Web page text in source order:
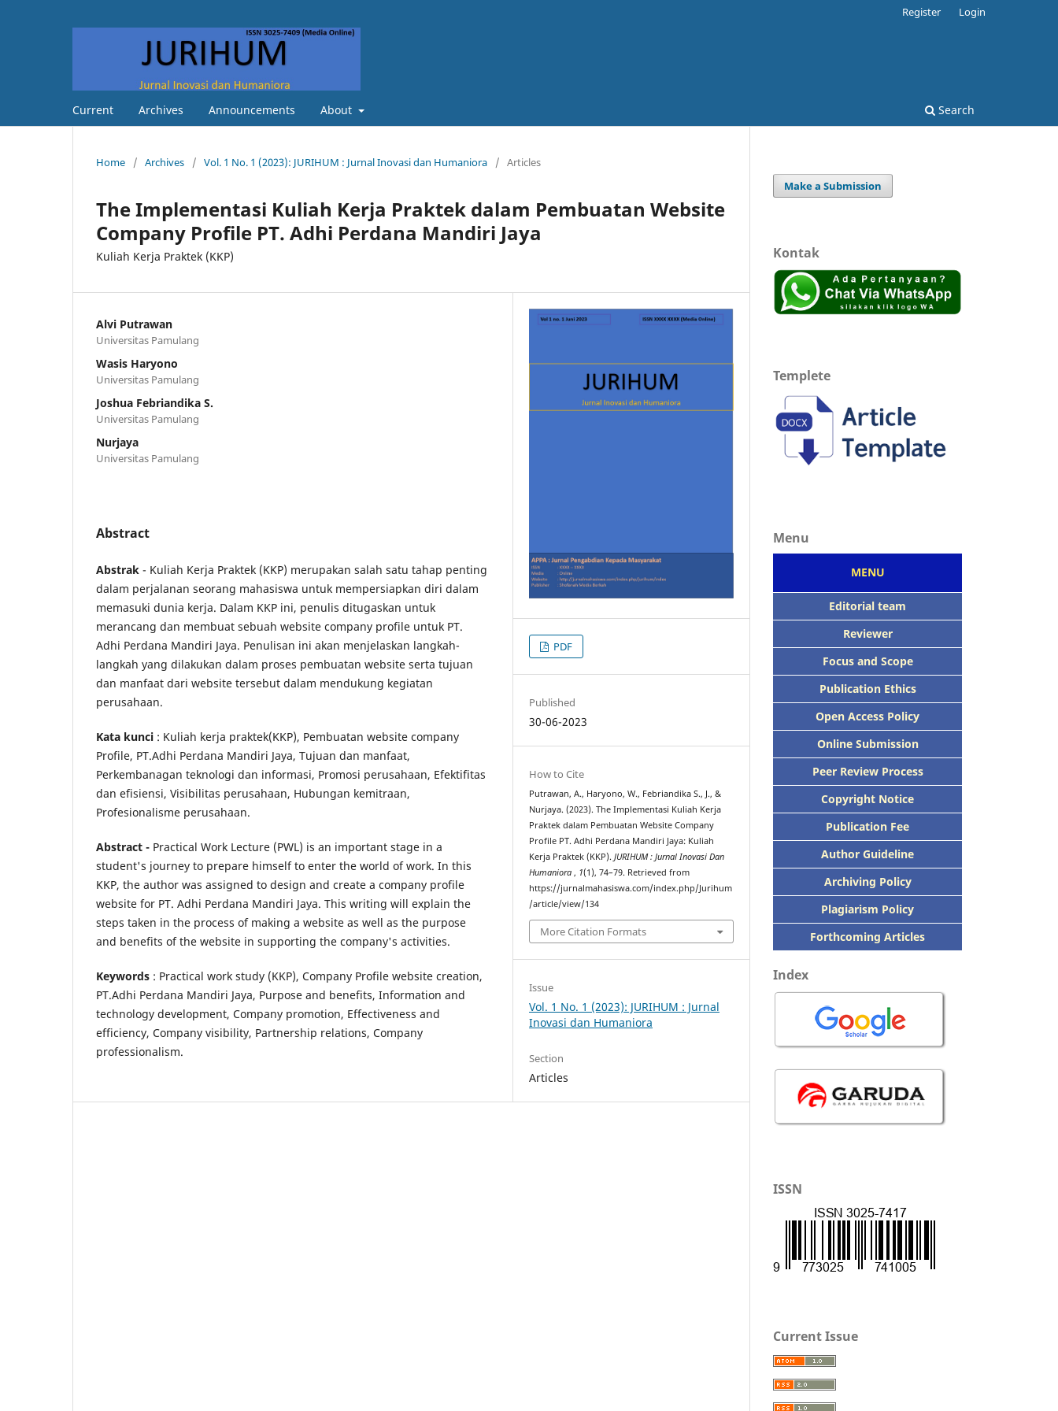
Current Archives Announcements About Search
Register Login
Home / Archives / Vol. 1 No. 1 (2023): JURIHUM : Jurnal Inovasi dan Humaniora / Articles
The Implementasi Kuliah Kerja Praktek dalam Pembuatan Website
Company Profile PT. Adhi Perdana Mandiri Jaya
Kuliah Kerja Praktek (KKP)
Alvi Putrawan
Universitas Pamulang
Wasis Haryono
Universitas Pamulang
Joshua Febriandika S.
Universitas Pamulang
Nurjaya
Universitas Pamulang
Abstract
Abstrak - Kuliah Kerja Praktek (KKP) merupakan salah satu tahap penting
dalam perjalanan seorang mahasiswa untuk mempersiapkan diri dalam
memasuki dunia kerja. Dalam KKP ini, penulis ditugaskan untuk
merancang dan membuat sebuah website company profile untuk PT.
Adhi Perdana Mandiri Jaya. Penulisan ini akan menjelaskan langkah-
langkah yang dilakukan dalam proses pembuatan website serta tujuan
dan manfaat dari website tersebut dalam mendukung kegiatan
perusahaan.
Kata kunci : Kuliah kerja praktek(KKP), Pembuatan website company
Profile, PT.Adhi Perdana Mandiri Jaya, Tujuan dan manfaat,
Perkembanagan teknologi dan informasi, Promosi perusahaan, Efektifitas
dan efisiensi, Visibilitas perusahaan, Hubungan kemitraan,
Profesionalisme perusahaan.
Abstract - Practical Work Lecture (PWL) is an important stage in a
student's journey to prepare himself to enter the world of work. In this
KKP, the author was assigned to design and create a company profile
website for PT. Adhi Perdana Mandiri Jaya. This writing will explain the
steps taken in the process of making a website as well as the purpose
and benefits of the website in supporting the company's activities.
Keywords : Practical work study (KKP), Company Profile website creation,
PT.Adhi Perdana Mandiri Jaya, Purpose and benefits, Information and
technology development, Company promotion, Effectiveness and
efficiency, Company visibility, Partnership relations, Company
professionalism.
PDF
Published
30-06-2023
How to Cite
Putrawan, A., Haryono, W., Febriandika S., J., &
Nurjaya. (2023). The Implementasi Kuliah Kerja
Praktek dalam Pembuatan Website Company
Profile PT. Adhi Perdana Mandiri Jaya: Kuliah
Kerja Praktek (KKP).JURIHUM : Jurnal Inovasi Dan
Humaniora , 1(1), 74–79. Retrieved from
https://jurnalmahasiswa.com/index.php/Jurihum
/article/view/134
More Citation Formats
Issue
Vol. 1 No. 1 (2023): JURIHUM : Jurnal
Inovasi dan Humaniora
Section
Articles
Make a Submission
Kontak
Templete
Menu
MENU
Editorial team
Reviewer
Focus and Scope
Publication Ethics
Open Access Policy
Online Submission
Peer Review Process
Copyright Notice
Publication Fee
Author Guideline
Archiving Policy
Plagiarism Policy
Forthcoming Articles
Index
ISSN
Current Issue